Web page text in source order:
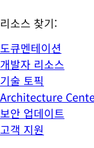
리소스 찾기:
도큐멘테이션
개발자 리소스
기술 토픽
Architecture
보안 업데이트
고객 지원